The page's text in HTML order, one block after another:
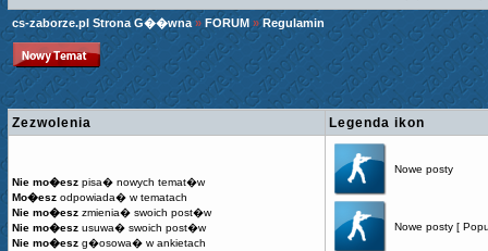
cs-zaborze.pl Strona G��wna» FORUM »Regulamin
Zezwolenia Legenda ikon
Nie mo�esz pisa� nowych temat�w
Mo�esz odpowiada� w tematach
Nie mo�esz zmienia� swoich post�w
Nie mo�esz usuwa� swoich post�w
Nie mo�esz g�osowa� w ankietach
Nowe posty
Nowe posty [